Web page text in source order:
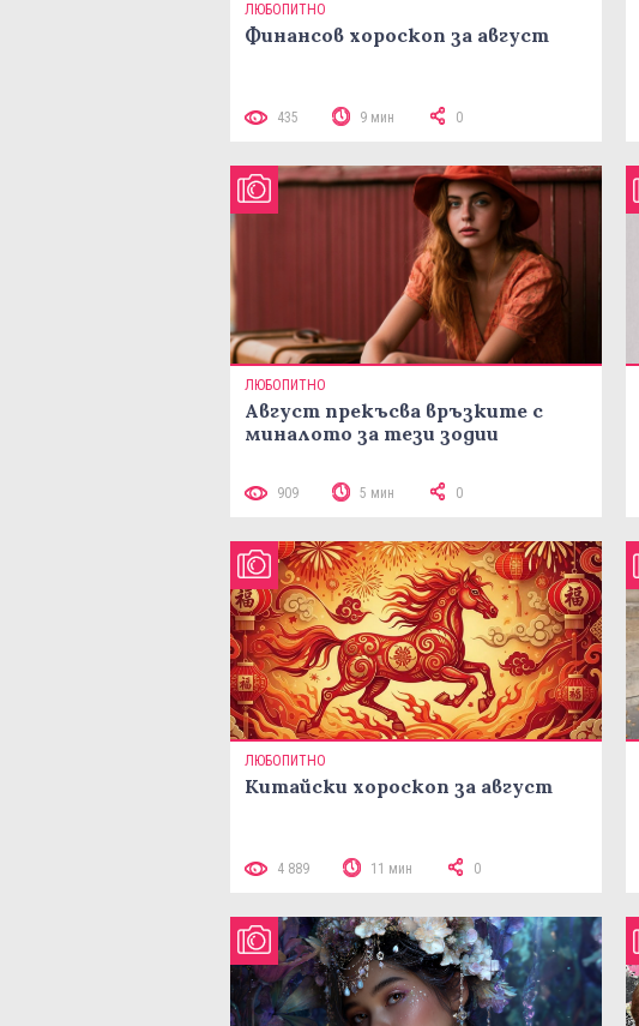
ЛЮБОПИТНО
Финансов хороскоп за август
435 9 мин 0
ЛЮБОПИТНО
Август прекъсва връзките с
миналото за тези зодии
909 5 мин 0
ЛЮБОПИТНО
Китайски хороскоп за август
4 889 11 мин 0